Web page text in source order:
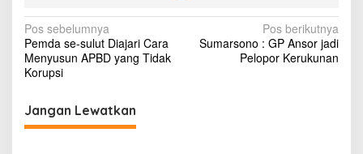
N
a
v
i
g
Pos sebelumnya
Pemda se-sulut Diajari Cara
Menyusun APBD yang Tidak
Korupsi
Pos berikutnya
Sumarsono : GP Ansor jadi
Pelopor Kerukunan
Jangan Lewatkan